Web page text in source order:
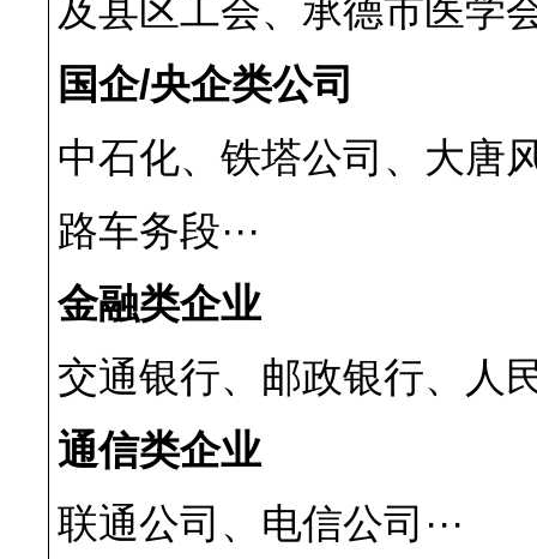
及县区工会、承德市医学
国企/央企类公司
中石化、铁塔公司、大唐
路车务段···
金融类企业
交通银行、邮政银行、人
通信类企业
联通公司、电信公司···